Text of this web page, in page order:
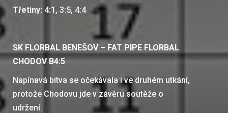
Třetiny: 4:1, 3:5, 4:4
SK FLORBAL BENEŠOV – FAT PIPE FLORBAL
CHODOV B4:5
Napínavá bitva se očekávala i ve druhém utkání,
protože Chodovu jde v závěru soutěže o
udržení.